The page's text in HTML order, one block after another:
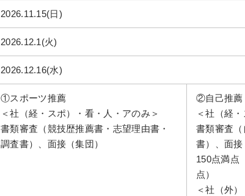
2026.11.15(日)
2026.12.1(火)
2026.12.16(水)
①スポーツ推薦
＜社（経・スポ）・看・人・アのみ＞
書類審査（競技歴推薦書・志望理由書・
調査書）、面接（集団）
②自己推薦
＜社（経
書類審査
書）、面接
150点満点
点）
＜社（外）